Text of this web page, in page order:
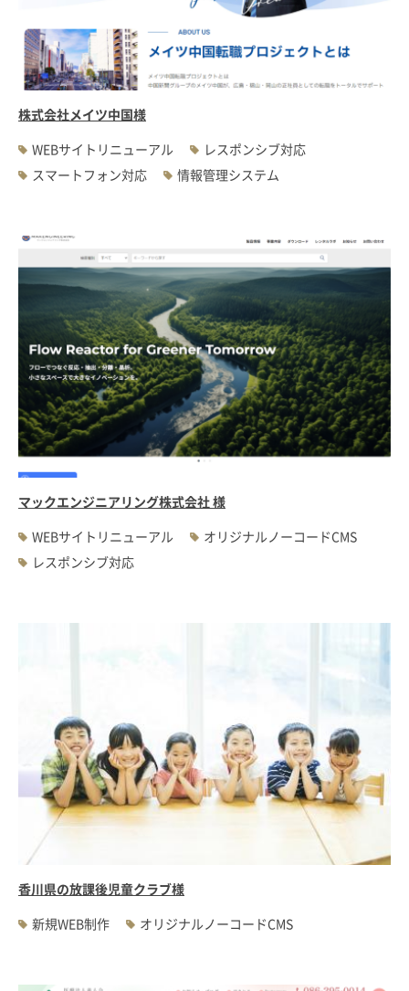
株式会社メイツ中国様
WEBサイトリニューアル
レスポンシブ対応
スマートフォン対応
情報管理システム
マックエンジニアリング株式会社 様
WEBサイトリニューアル
オリジナルノーコードCMS
レスポンシブ対応
香川県の放課後児童クラブ様
新規WEB制作
オリジナルノーコードCMS